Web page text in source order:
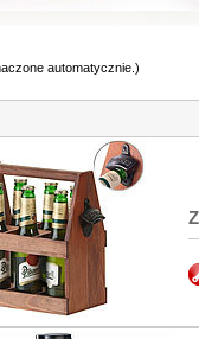
automatycznie.)